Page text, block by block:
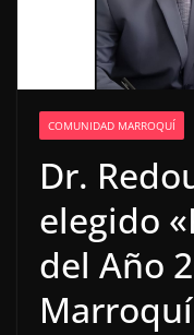
COMUNIDAD MARROQUÍ
Dr.
elegido
del Año